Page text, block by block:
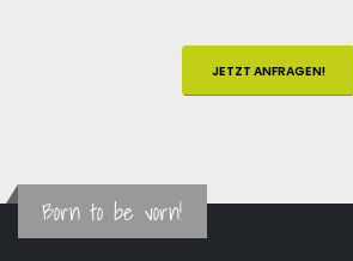
JETZT ANFRAGEN!
Born to be vorn!